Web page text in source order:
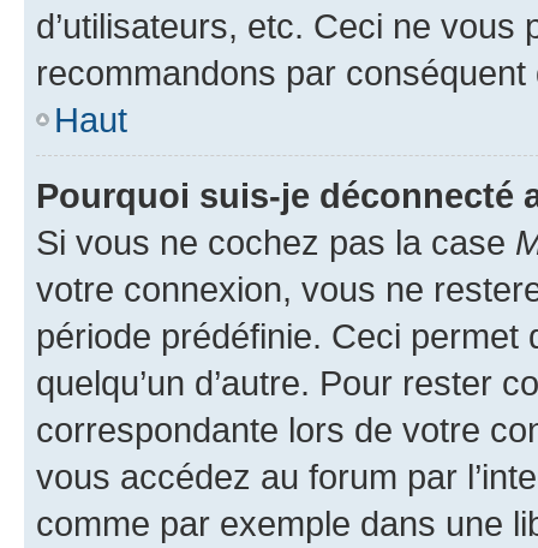
d’utilisateurs, etc. Ceci ne vous
recommandons par conséquent
Haut
Pourquoi suis-je déconnecté
Si vous ne cochez pas la case
votre connexion, vous ne
période prédéfinie. Ceci permet
quelqu’un d’autre. Pour rester
correspondante lors de votre
vous accédez au forum par
comme par exemple dans une